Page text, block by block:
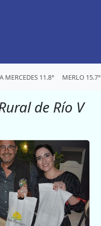
MERCEDES 11.8° MERLO 15.7°
de Río V